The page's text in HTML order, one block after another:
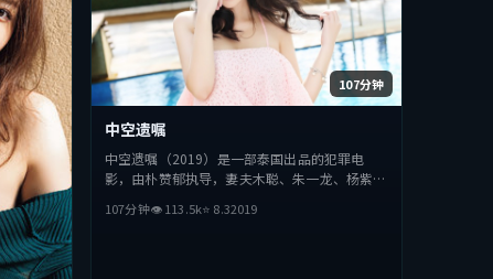
107分钟
中空遗嘱
中空遗嘱（2019）是一部泰国出品的犯罪电
影，由朴赞郁执导，妻夫木聪、朱一龙、杨紫琼
性与抉择，节奏张弛有度，适合喜欢该类型的观
107分钟👁113.5k⭐ 8.32019